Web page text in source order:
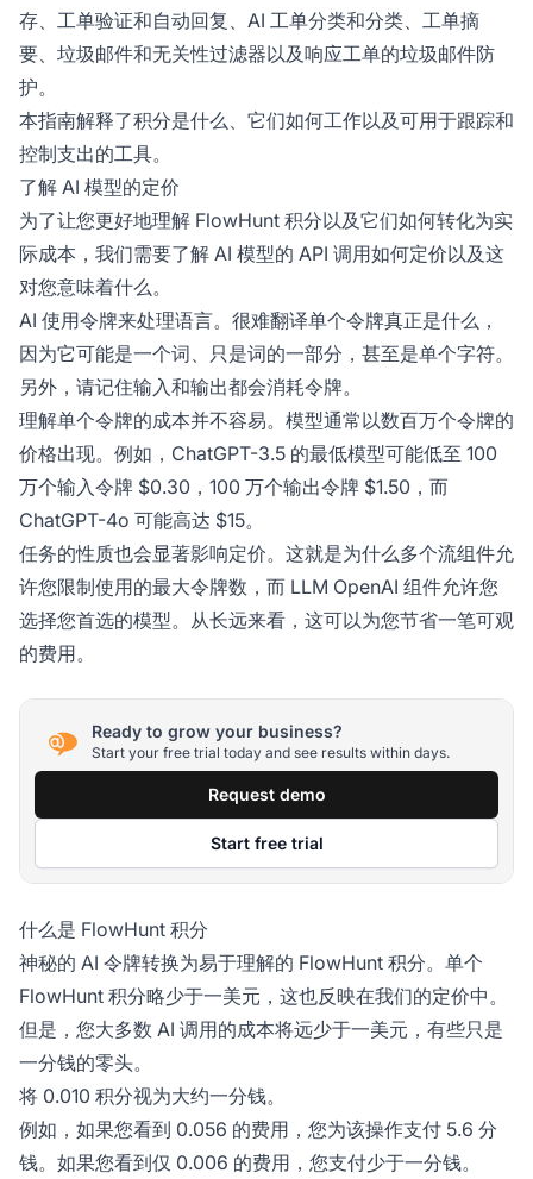
存、工单验证和自动回复、AI 工单分类和分类、工单摘
要、垃圾邮件和无关性过滤器以及响应工单的垃圾邮件防
护。
本指南解释了积分是什么、它们如何工作以及可用于跟踪和
控制支出的工具。
了解 AI 模型的定价
为了让您更好地理解 FlowHunt 积分以及它们如何转化为实
际成本，我们需要了解 AI 模型的 API 调用如何定价以及这
对您意味着什么。
AI 使用令牌来处理语言。很难翻译单个令牌真正是什么，
因为它可能是一个词、只是词的一部分，甚至是单个字符。
另外，请记住输入和输出都会消耗令牌。
理解单个令牌的成本并不容易。模型通常以数百万个令牌的
价格出现。例如，ChatGPT-3.5 的最低模型可能低至 100
万个输入令牌 $0.30，100 万个输出令牌 $1.50，而
ChatGPT-4o 可能高达 $15。
任务的性质也会显著影响定价。这就是为什么多个流组件允
许您限制使用的最大令牌数，而 LLM OpenAI 组件允许您
选择您首选的模型。从长远来看，这可以为您节省一笔可观
的费用。
Ready to grow your business?
Start your free trial today and see results within days.
Request demo
Start free trial
什么是 FlowHunt 积分
神秘的 AI 令牌转换为易于理解的 FlowHunt 积分。单个
FlowHunt 积分略少于一美元，这也反映在我们的定价中。
但是，您大多数 AI 调用的成本将远少于一美元，有些只是
一分钱的零头。
将 0.010 积分视为大约一分钱。
例如，如果您看到 0.056 的费用，您为该操作支付 5.6 分
钱。如果您看到仅 0.006 的费用，您支付少于一分钱。